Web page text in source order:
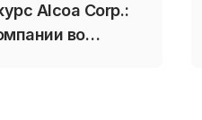
Alcoa Corp.:
во